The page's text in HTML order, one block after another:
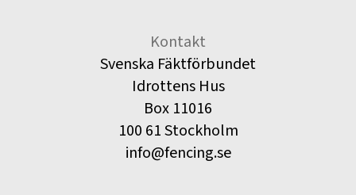
Kontakt
Svenska Fäktförbundet
Idrottens Hus
Box 11016
100 61 Stockholm
info@fencing.se